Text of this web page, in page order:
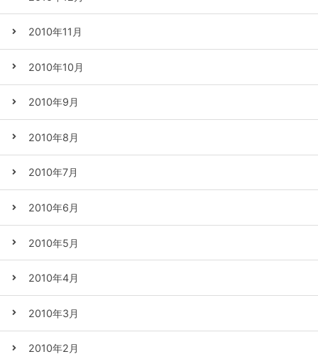
2010年11月
2010年10月
2010年9月
2010年8月
2010年7月
2010年6月
2010年5月
2010年4月
2010年3月
2010年2月